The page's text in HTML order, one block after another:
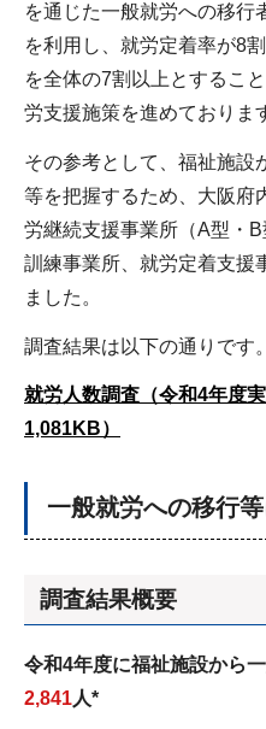
を通じた一般就労への移行
を利用し、就労定着率が8
を全体の7割以上とするこ
労支援施策を進めておりま
その参考として、福祉施設
等を把握するため、大阪府
労継続支援事業所（A型・
訓練事業所、就労定着支援
ました。
調査結果は以下の通りです。
就労人数調査（令和4年度
1,081KB）
一般就労への移行
調査結果概要
令和4年度に福祉施設から
2,841人*